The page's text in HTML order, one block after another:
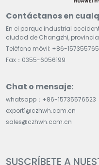
Contáctanos en
En el parque industrial
ciudad de Changzhi,
Teléfono móvil: +86-
Fax：0355-6056199
Chat o mensaje:
whatsapp：+86-15735576523
export1@czhwh.com.cn
sales@czhwh.com.cn
SUSCRÍBETE A